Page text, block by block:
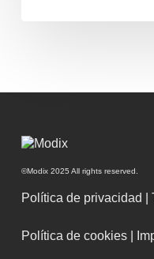
©Modix 2025 All rights reserved.
Política de privacidad
Política de cookies|